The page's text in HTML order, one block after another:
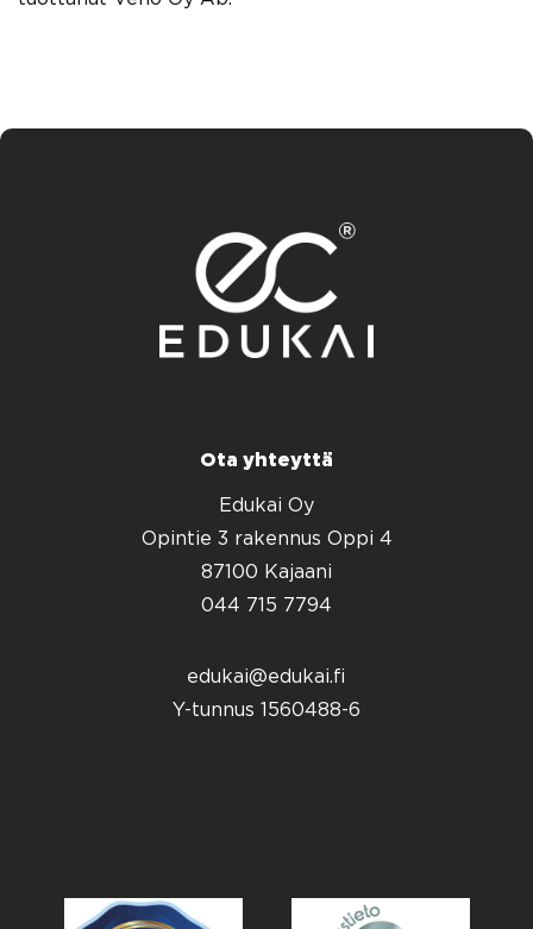
Ota yhteyttä
Edukai Oy
Opintie 3 rakennus Oppi 4
87100 Kajaani
044 715 7794
edukai@edukai.fi
Y-tunnus 1560488-6